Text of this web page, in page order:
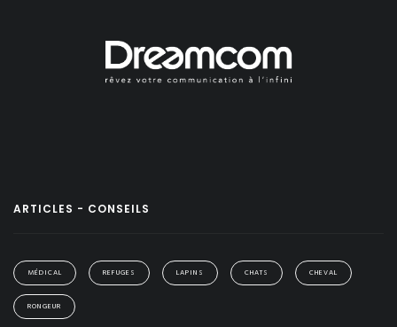
ARTICLES - CONSEILS
MÉDICAL REFUGES LAPINS CHATS CHEVAL
RONGEUR